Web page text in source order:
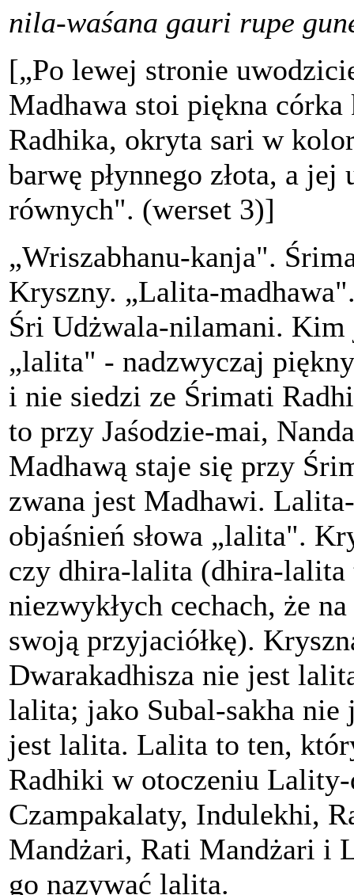
nila-waśana gauri rupe
[„Po lewej stronie
Madhawa stoi piękna
Radhika, okryta sari w
barwę płynnego złota, a
równych". (werset 3)]
„Wriszabhanu-kanja".
Kryszny. „Lalita-
Śri Udżwala-nilamani. Kim
„lalita" - nadzwyczaj
i nie siedzi ze Śrimati
to przy Jaśodzie-mai,
Madhawą staje się przy
zwana jest Madhawi.
objaśnień słowa „lalita".
czy dhira-lalita (dhira-lalita
niezwykłych cechach, że
swoją przyjaciółkę).
Dwarakadhisza nie jest
lalita; jako Subal-sakha nie
jest lalita. Lalita to ten,
Radhiki w otoczeniu
Czampakalaty, Indulekhi,
Mandżari, Rati Mandżari i
go nazywać lalita.